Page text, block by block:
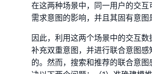
在这两种场景中，同一用户的交互
需求意图的影响，并且其固有意图
因此，利用这两个场景中的交互
补充双重意图，并进行联合意图感
的。然而，搜索和推荐的联合意